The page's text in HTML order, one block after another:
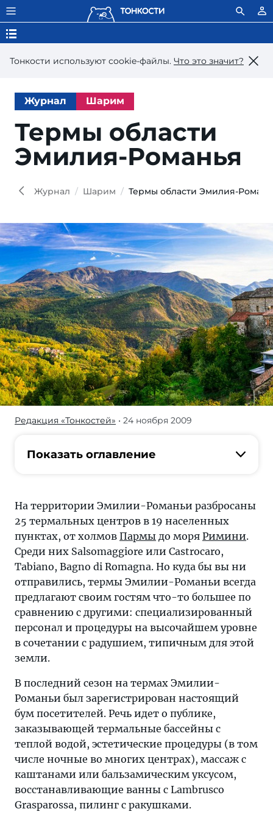
Тонкости используют сookie-файлы. Что это значит?
Журнал Шарим
Термы области
Эмилия-Романья
Журнал Шарим Термы области Эмилия-
В
сезон
Романьи
был
зарегистрирован
настоящий
посетителей.
Речь
идет
термальные
бассейны
с
теплой
водой
Редакция «Тонкостей» • 24 ноября 2009
Показать оглавление
На территории Эмилии-Романьи разбросаны
25 термальных центров в 19 населенных
пунктах, от холмов Пармы до моря Римини.
Среди них Salsomaggiore или Castrocaro,
Tabiano, Bagno di Romagna. Но куда бы вы ни
отправились, термы Эмилии-Романьи всегда
предлагают своим гостям что-то большее по
сравнению с другими: специализированный
персонал и процедуры на высочайшем уровне
в сочетании с радушием, типичным для этой
земли.
В последний сезон на термах Эмилии-
Романьи был зарегистрирован настоящий
бум посетителей. Речь идет о публике,
заказывающей термальные бассейны с
теплой водой, эстетические процедуры (в том
числе ночные во многих центрах), массаж с
каштанами или бальзамическим уксусом,
восстанавливающие ванны с Lambrusco
Grasparossa, пилинг с ракушками.